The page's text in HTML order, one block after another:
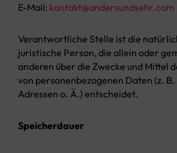
E-Mail: kontakt@andersundsehr.com
Verantwortliche Stelle ist die
juristische Person, die allein oder
anderen über die Zwecke und Mittel
von personenbezogenen Daten (z.
Adressen o. Ä.) entscheidet.
Speicherdauer